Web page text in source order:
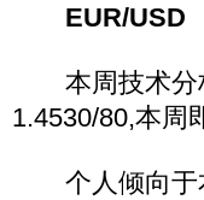
EUR/USD
本周技术分
1.4530/80,本周
个人倾向于本